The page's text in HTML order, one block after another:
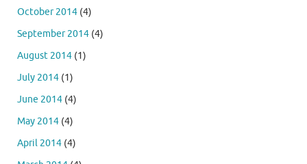
October 2014 (4)
September 2014 (4)
August 2014 (1)
July 2014 (1)
June 2014 (4)
May 2014 (4)
April 2014 (4)